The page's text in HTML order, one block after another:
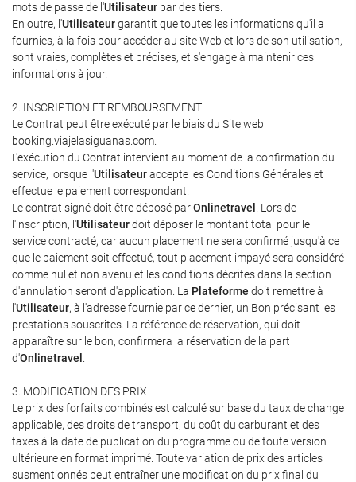
mots de passe de l'Utilisateur par des tiers.
En outre, l'Utilisateurgarantit que toutes les informations qu'il a
fournies, à la fois pour accéder au site Web et lors de son utilisation,
sont vraies, complètes et précises, et s'engage à maintenir ces
informations à jour.
2. INSCRIPTION ET REMBOURSEMENT
Le Contrat peut être exécuté par le biais du Site web
booking.viajelasiguanas.com.
L'exécution du Contrat intervient au moment de la confirmation du
service, lorsque l'Utilisateuraccepte les Conditions Générales et
effectue le paiement correspondant.
Le contrat signé doit être déposé parOnlinetravel
. Lors de
l'inscription, l'Utilisateurdoit déposer le montant total pour le
service contracté, car aucun placement ne sera confirmé jusqu'à ce
que le paiement soit effectué, tout placement impayé sera considéré
comme nul et non avenu et les conditions décrites dans la section
d'annulation seront d'application. La Plateforme doit remettre à
l'Utilisateur, à l'adresse fournie par ce dernier, un Bon précisant les
prestations souscrites. La référence de réservation, qui doit
apparaître sur le bon, confirmera la réservation de la part
d'Onlinetravel
3. MODIFICATION DES PRIX
Le prix des forfaits combinés est calculé sur base du taux de change
applicable, des droits de transport, du coût du carburant et des
taxes à la date de publication du programme ou de toute version
ultérieure en format imprimé. Toute variation de prix des articles
susmentionnés peut entraîner une modification du prix final du